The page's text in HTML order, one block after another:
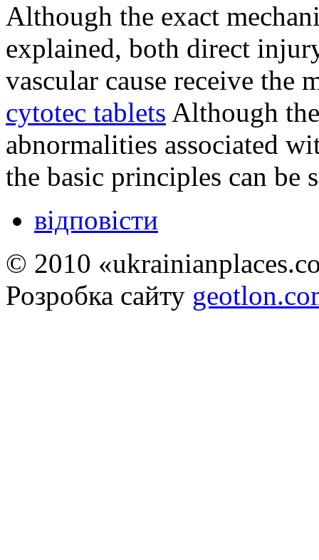
Although the exact
explained, both direct
vascular cause receive the
cytotec tablets Although
abnormalities associated
the basic principles can be
відповісти
© 2010
Розробка сайту